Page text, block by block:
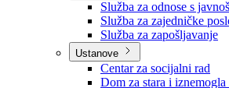
Službe
Služba za odnose s
Služba za zajedničke
Služba za zapošljavanje